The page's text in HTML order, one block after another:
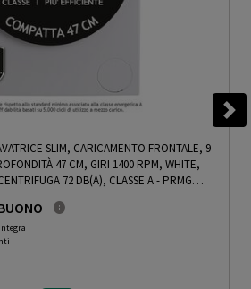
SLIM, CARICAMENTO FRONTALE, 9
47 CM, GIRI 1400 RPM, WHITE,
72 DB(A), CLASSE A - PRMG